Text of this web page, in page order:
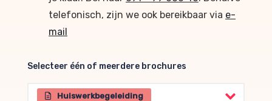
telefonisch, zijn we ook bereikbaar via e-
mail
Selecteer één of meerdere brochures
Selecteer één of meerdere brochures
Huiswerkbegeleiding